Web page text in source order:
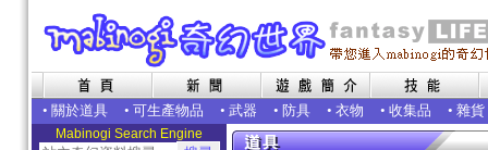
• 關於道具 • 可生產物品 • 武器 • 防具 • 衣物 • 收集品 • 雜貨
Mabinogi Search Engine